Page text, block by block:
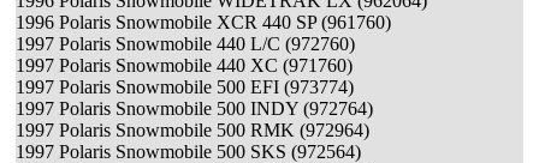
1996 Polaris Snowmobile XCR 440 SP (961760)
1997 Polaris Snowmobile 440 L/C (972760)
1997 Polaris Snowmobile 440 XC (971760)
1997 Polaris Snowmobile 500 EFI (973774)
1997 Polaris Snowmobile 500 INDY (972764)
1997 Polaris Snowmobile 500 RMK (972964)
1997 Polaris Snowmobile 500 SKS (972564)